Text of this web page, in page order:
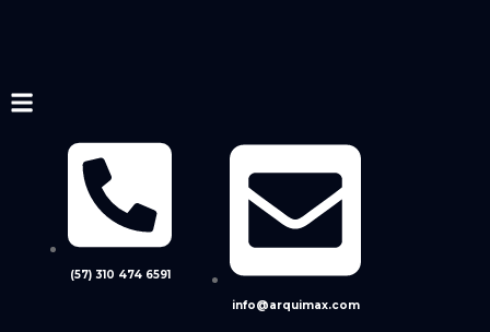
(57) 310 474 6591
info@arquimax.com